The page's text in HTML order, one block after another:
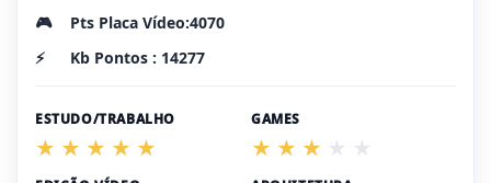
🎮
Pts Placa Vídeo:4070
⚡
Kb Pontos : 14277
ESTUDO/TRABALHO GAMES